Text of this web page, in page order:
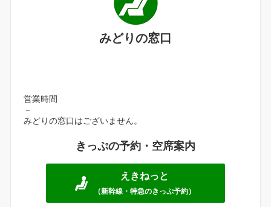
みどりの窓口
営業時間
－
みどりの窓口はございません。
きっぷの予約・空席案内
えきねっと
（新幹線・特急のきっぷ予約）